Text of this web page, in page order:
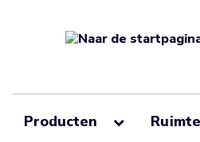
Producten